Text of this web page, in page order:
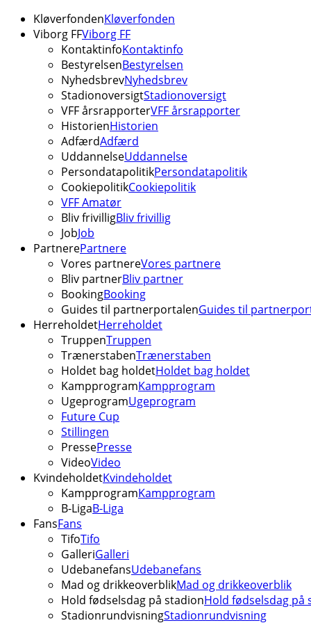
KløverfondenKløverfonden
Viborg FFViborg FF
KontaktinfoKontaktinfo
BestyrelsenBestyrelsen
NyhedsbrevNyhedsbrev
StadionoversigtStadionoversigt
VFF årsrapporterVFF årsrapporter
HistorienHistorien
AdfærdAdfærd
UddannelseUddannelse
PersondatapolitikPersondatapolitik
CookiepolitikCookiepolitik
VFF Amatør
Bliv frivilligBliv frivillig
JobJob
PartnerePartnere
Vores partnereVores partnere
Bliv partnerBliv partner
BookingBooking
Guides til partnerportalenGuides til
HerreholdetHerreholdet
TruppenTruppen
TrænerstabenTrænerstaben
Holdet bag holdetHoldet bag holdet
KampprogramKampprogram
UgeprogramUgeprogram
Future Cup
Stillingen
PressePresse
VideoVideo
KvindeholdetKvindeholdet
KampprogramKampprogram
B-LigaB-Liga
FansFans
TifoTifo
GalleriGalleri
UdebanefansUdebanefans
Mad og drikkeoverblikMad og drikkeoverblik
Hold fødselsdag på stadionHold fødselsdag på
StadionrundvisningStadionrundvisning